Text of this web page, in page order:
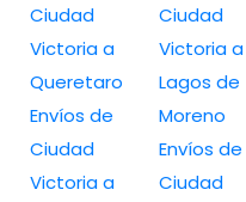
Ciudad
Victoria a
Queretaro
Envíos de
Ciudad
Victoria a
Ciudad
Victoria a
Lagos de
Moreno
Envíos de
Ciudad